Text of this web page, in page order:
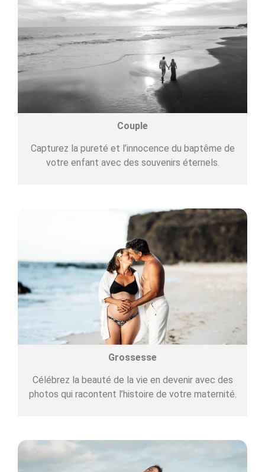
Couple
Capturez la pureté et l’innocence du baptême de
votre enfant avec des souvenirs éternels.
Grossesse
Célébrez la beauté de la vie en devenir avec des
photos qui racontent l’histoire de votre maternité.